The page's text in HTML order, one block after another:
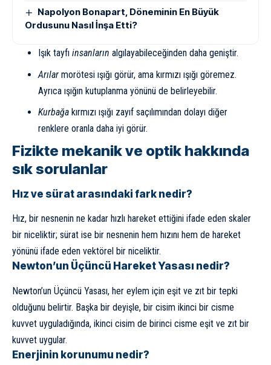
Napolyon Bonapart, Döneminin En Büyük
Ordusunu Nasıl İnşa Etti?
Işık tayfı insanların algılayabileceğinden daha geniştir.
Arılar morötesi ışığı görür, ama kırmızı ışığı göremez.
Ayrıca ışığın kutuplanma yönünü de belirleyebilir.
Kurbağa kırmızı ışığı zayıf saçılımından dolayı diğer
renklere oranla daha iyi görür.
Fizikte mekanik ve optik hakkında
sık sorulanlar
Hız ve sürat arasındaki fark nedir?
Hız, bir nesnenin ne kadar hızlı hareket ettiğini ifade eden skaler
bir niceliktir; sürat ise bir nesnenin hem hızını hem de hareket
yönünü ifade eden vektörel bir niceliktir.
Newton’un Üçüncü Hareket Yasası nedir?
Newton’un Üçüncü Yasası, her eylem için eşit ve zıt bir tepki
olduğunu belirtir. Başka bir deyişle, bir cisim ikinci bir cisme
kuvvet uyguladığında, ikinci cisim de birinci cisme eşit ve zıt bir
kuvvet uygular.
Enerjinin korunumu nedir?